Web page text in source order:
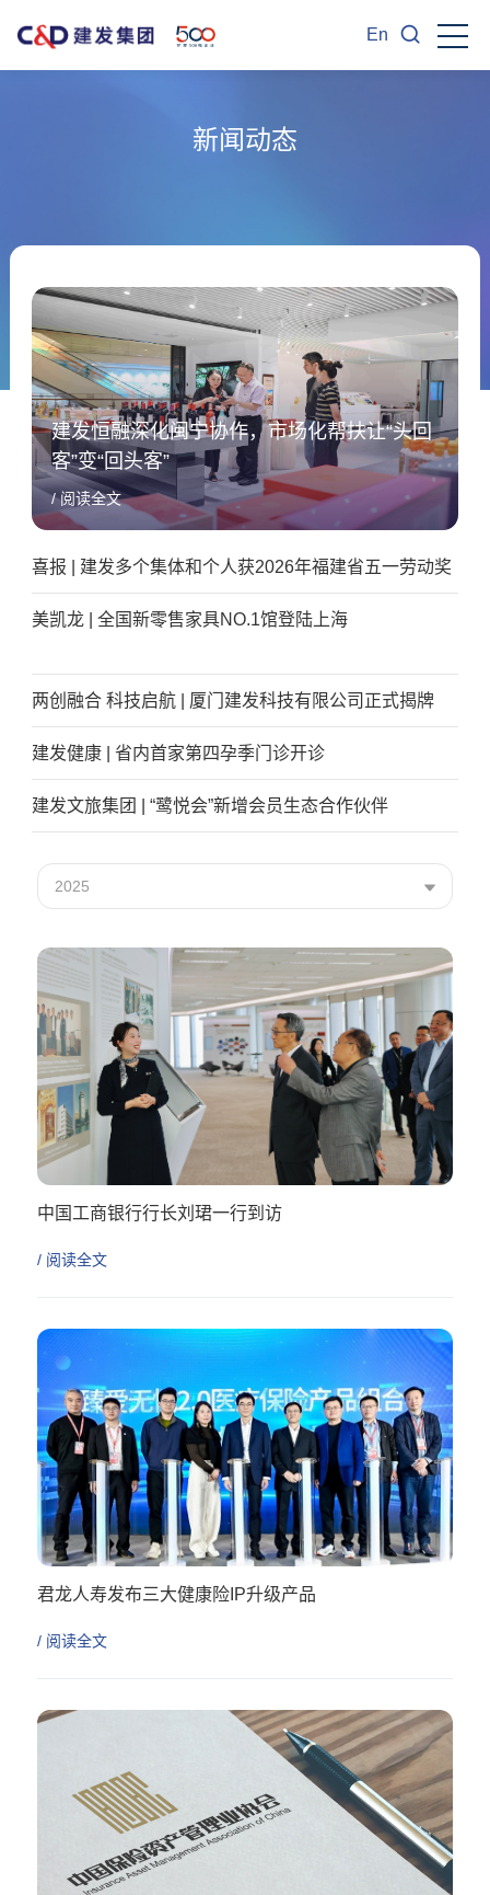
En
新闻动态
建发恒融深化闽宁协作，市场化帮扶让“头回
客”变“回头客”
/ 阅读全文
喜报 | 建发多个集体和个人获2026年福建省五一劳动奖
美凯龙 | 全国新零售家具NO.1馆登陆上海
两创融合 科技启航 | 厦门建发科技有限公司正式揭牌
建发健康 | 省内首家第四孕季门诊开诊
建发文旅集团 | “鹭悦会”新增会员生态合作伙伴
2025
中国工商银行行长刘珺一行到访
/ 阅读全文
君龙人寿发布三大健康险IP升级产品
/ 阅读全文